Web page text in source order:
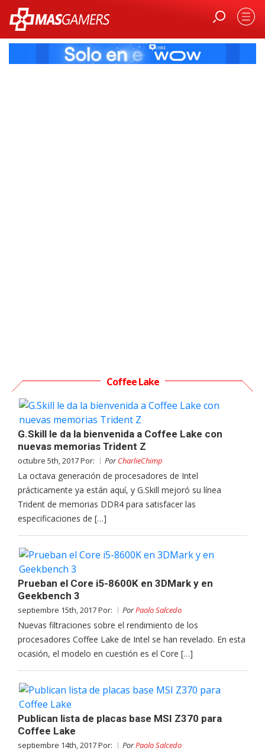
Coffee Lake
G.Skill le da la bienvenida a Coffee Lake con
nuevas memorias Trident Z
octubre 5th, 2017 Por: PorCharlieChimp
La octava generación de procesadores de Intel
prácticamente ya están aquí, y G.Skill mejoró su línea
Trident de memorias DDR4 para satisfacer las
especificaciones de […]
Prueban el Core i5-8600K en 3DMark y en
Geekbench 3
septiembre 15th, 2017 Por: PorPaolo Salcedo
Nuevas filtraciones sobre el rendimiento de los
procesadores Coffee Lake de Intel se han revelado. En esta
ocasión, el modelo en cuestión es el Core […]
Publican lista de placas base MSI Z370 para
Coffee Lake
septiembre 14th, 2017 Por: PorPaolo Salcedo